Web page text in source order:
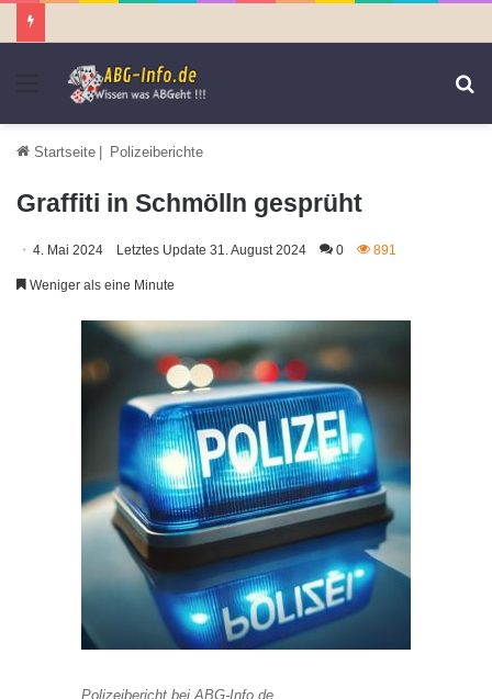
Menü
Startseite | Polizeiberichte
Graffiti in Schmölln gesprüht
4. Mai 2024 Letztes Update 31. August 2024 0 891
Weniger als eine Minute
Polizeibericht bei ABG-Info.de